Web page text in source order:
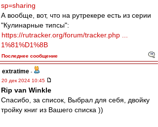
sp=sharing
А вообще, вот, что на рутрекере есть из серии
"Кулинарные типсы":
https://rutracker.org/forum/tracker.php ...
1%81%D1%8B
Последнее сообщение
extratime -
20 дек 2024 10:45
Rip van Winkle
Cпасибо, за список, Выбрал для себя, двойку
тройку книг из Вашего списка ))